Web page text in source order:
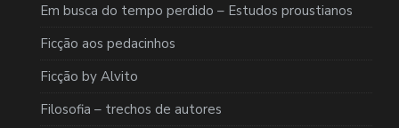
Em busca do tempo perdido – Estudos proustianos
Ficção aos pedacinhos
Ficção by Alvito
Filosofia – trechos de autores